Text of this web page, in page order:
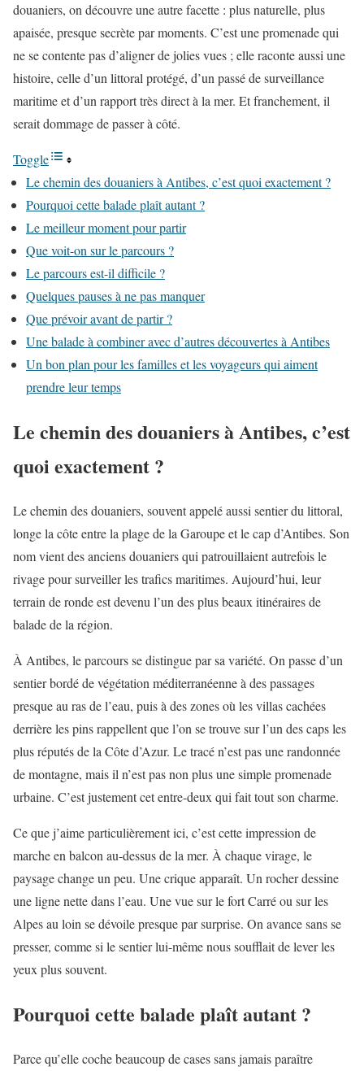
douaniers, on découvre une autre facette : plus naturelle, plus
apaisée, presque secrète par moments. C’est une promenade qui
ne se contente pas d’aligner de jolies vues ; elle raconte aussi une
histoire, celle d’un littoral protégé, d’un passé de surveillance
maritime et d’un rapport très direct à la mer. Et franchement, il
serait dommage de passer à côté.
Toggle
Le chemin des douaniers à Antibes, c’est quoi exactement ?
Pourquoi cette balade plaît autant ?
Le meilleur moment pour partir
Que voit-on sur le parcours ?
Le parcours est-il difficile ?
Quelques pauses à ne pas manquer
Que prévoir avant de partir ?
Une balade à combiner avec d’autres découvertes à Antibes
Un bon plan pour les familles et les voyageurs qui aiment
prendre leur temps
Le chemin des douaniers à Antibes, c’est
quoi exactement ?
Le chemin des douaniers, souvent appelé aussi sentier du littoral,
longe la côte entre la plage de la Garoupe et le cap d’Antibes. Son
nom vient des anciens douaniers qui patrouillaient autrefois le
rivage pour surveiller les trafics maritimes. Aujourd’hui, leur
terrain de ronde est devenu l’un des plus beaux itinéraires de
balade de la région.
À Antibes, le parcours se distingue par sa variété. On passe d’un
sentier bordé de végétation méditerranéenne à des passages
presque au ras de l’eau, puis à des zones où les villas cachées
derrière les pins rappellent que l’on se trouve sur l’un des caps les
plus réputés de la Côte d’Azur. Le tracé n’est pas une randonnée
de montagne, mais il n’est pas non plus une simple promenade
urbaine. C’est justement cet entre-deux qui fait tout son charme.
Ce que j’aime particulièrement ici, c’est cette impression de
marche en balcon au-dessus de la mer. À chaque virage, le
paysage change un peu. Une crique apparaît. Un rocher dessine
une ligne nette dans l’eau. Une vue sur le fort Carré ou sur les
Alpes au loin se dévoile presque par surprise. On avance sans se
presser, comme si le sentier lui-même nous soufflait de lever les
yeux plus souvent.
Pourquoi cette balade plaît autant ?
Parce qu’elle coche beaucoup de cases sans jamais paraître